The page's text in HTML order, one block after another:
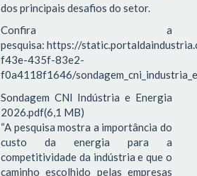
dos principais desafios do setor.
Confira a
pesquisa: https://
f43e-435f-83e2-
f0a4118f1646/
Sondagem CNI Indústria e Energia
2026.pdf(6,1 MB)
“A pesquisa mostra a importância do
custo da energia para a
competitividade da indústria e que o
caminho escolhido pelas empresas